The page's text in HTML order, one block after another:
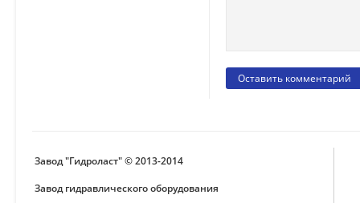
Завод "Гидроласт" © 2013-2014
Завод гидравлического оборудования